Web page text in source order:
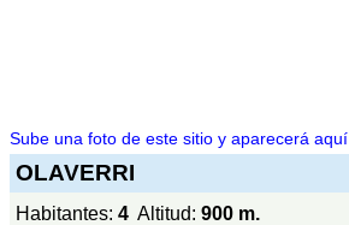
Sube una foto de este sitio y aparecerá aquí
OLAVERRI
Habitantes: 4 Altitud: 900 m.